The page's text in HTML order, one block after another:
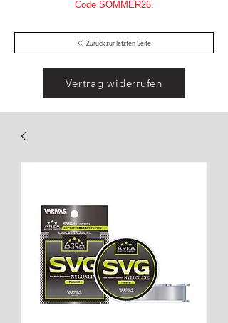
Zurück zur letzten Seite
Code SOMMER26.
Vertrag widerrufen